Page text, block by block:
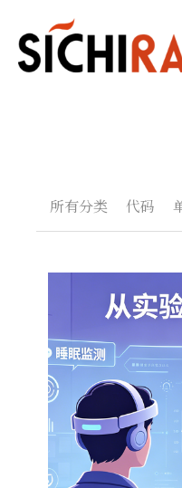
所有分类 代码